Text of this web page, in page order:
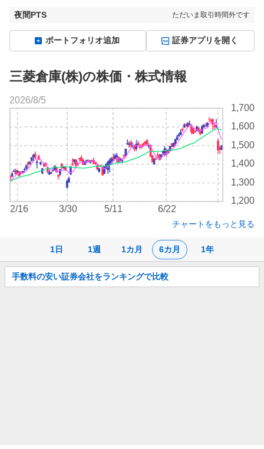
夜間PTS ただいま取引時間外です
ポートフォリオ追加 証券アプリを開く
三菱倉庫(株)の株価・株式情報
1日 1週 1カ月 6カ月 1年
1,200
1,300
1,400
1,500
1,600
1,700
2/16 3/30 5/11 6/22
2026/8/5
チャートをもっと見る
お
知
手数料の安い証券会社をランキングで比較